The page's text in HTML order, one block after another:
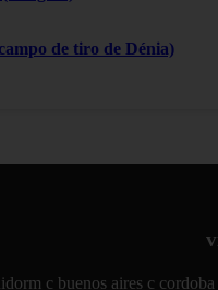
de tiro de Dénia)
c buenos aires c cordoba